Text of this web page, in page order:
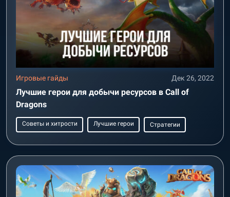
Игровые гайды Дек 26, 2022
Лучшие герои для добычи ресурсов в Call of
Dragons
Советы и хитрости Лучшие герои Стратегии